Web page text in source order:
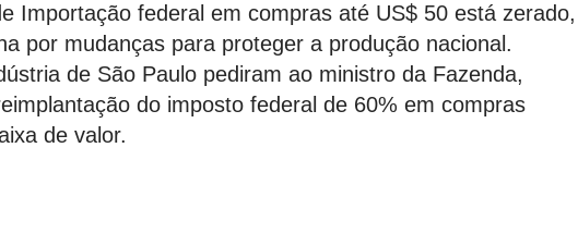
Importação federal em compras até US$ 50 está
por mudanças para proteger a produção nacional.
de São Paulo pediram ao ministro da Fazenda,
do imposto federal de 60% em compras
de valor.